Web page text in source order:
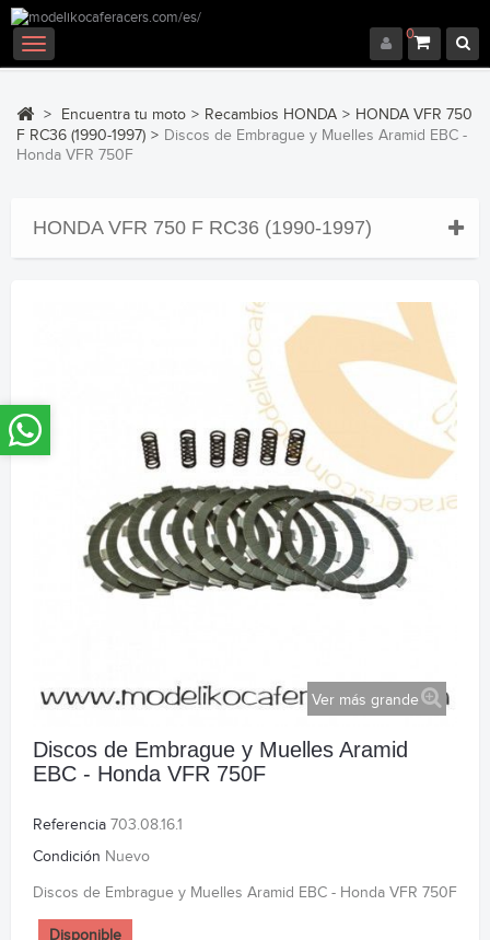
0
Navegación
Toggle
> Encuentra tu moto > Recambios HONDA > HONDA VFR 750
F RC36 (1990-1997) > Discos de Embrague y Muelles Aramid EBC -
Honda VFR 750F
HONDA VFR 750 F RC36 (1990-1997)
Ver más grande
Discos de Embrague y Muelles Aramid
EBC - Honda VFR 750F
Referencia 703.08.16.1
Condición Nuevo
Discos de Embrague y Muelles Aramid EBC - Honda VFR 750F
Disponible